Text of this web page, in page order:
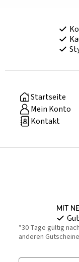
Startseite
Mein Konto
Kontakt
Mit
*30 Tage gültig
anderen